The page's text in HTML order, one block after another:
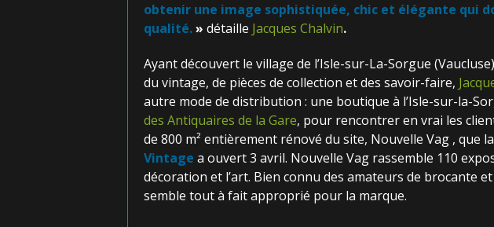
obtenir une image sophistiquée, chic et élégante qui
qualité.» détaille Jacques Chalvin.
Ayant découvert le village de l’Isle-sur-La-Sorgue
du vintage, de pièces de collection et des savoir-faire,
autre mode de distribution : une boutique à l’Isle-sur-la-
des Antiquaires de la Gare, pour rencontrer en vrai les
de 800 m² entièrement rénové du site, Nouvelle Vag , que la
Vintage a ouvert 3 avril. Nouvelle Vag rassemble 110
décoration et l’art. Bien connu des amateurs de brocante
semble tout à fait approprié pour la marque.